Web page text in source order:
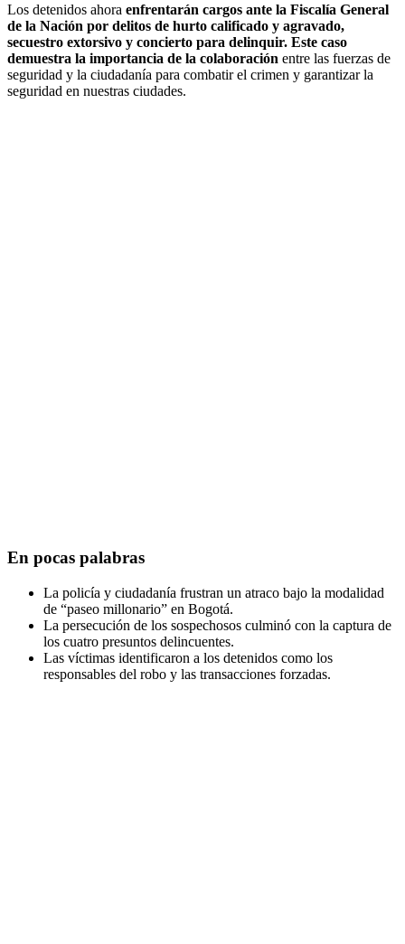
Los detenidos ahora enfrentarán cargos ante la Fiscalía General
de la Nación por delitos de hurto calificado y agravado,
secuestro extorsivo y concierto para delinquir. Este caso
demuestra la importancia de la colaboración entre las fuerzas de
seguridad y la ciudadanía para combatir el crimen y garantizar la
seguridad en nuestras ciudades.
En pocas palabras
La policía y ciudadanía frustran un atraco bajo la modalidad
de “paseo millonario” en Bogotá.
La persecución de los sospechosos culminó con la captura de
los cuatro presuntos delincuentes.
Las víctimas identificaron a los detenidos como los
responsables del robo y las transacciones forzadas.